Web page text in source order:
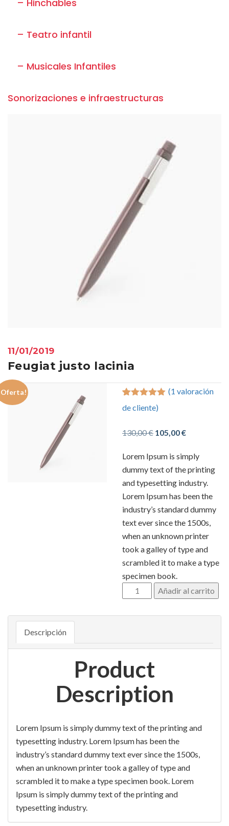
11/01/2019
Feugiat justo lacinia
5.00 out of
5
based on
1
(1 valoración
de cliente)
130,00€ El
original
era:
130,00 €.
105,00€El
actual
es:
105,00 €.
Lorem Ipsum is simply
dummy text of the printing
and typesetting industry.
Lorem Ipsum has been the
industry’s standard dummy
text ever since the 1500s,
when an unknown printer
took a galley of type and
scrambled it to make a type
specimen book.
Añadir al carrito
Descripción
Product
Description
Lorem Ipsum is simply dummy text of the printing and
typesetting industry. Lorem Ipsum has been the
industry’s standard dummy text ever since the 1500s,
when an unknown printer took a galley of type and
scrambled it to make a type specimen book. Lorem
Ipsum is simply dummy text of the printing and
typesetting industry.
– Hinchables
– Teatro infantil
– Musicales Infantiles
Sonorizaciones e infraestructuras